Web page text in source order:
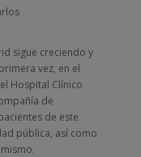
sigue creciendo y
vez, en el
Hospital Clínico
de
de este
pública, así como